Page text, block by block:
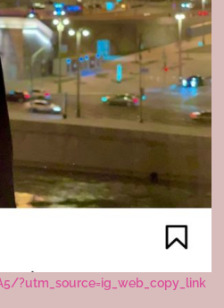
?utm_source=ig_web_copy_link